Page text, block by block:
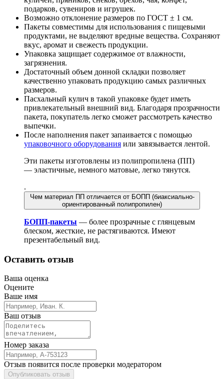
подарков, сувениров и игрушек.
Возможно отклонение размеров по ГОСТ ± 1 см.
Пакеты совместимы для использования с пищевыми
продуктами, не выделяют вредные вещества. Сохраняют
вкус, аромат и свежесть продукции.
Упаковка защищает содержимое от влажности,
загрязнения.
Достаточный объем донной складки позволяет
качественно упаковать продукцию самых различных
размеров.
Пасхальный кулич в такой упаковке будет иметь
привлекательный внешний вид. Благодаря прозрачности
пакета, покупатель легко сможет рассмотреть качество
выпечки.
После наполнения пакет запаивается с помощью
упаковочного оборудования или завязывается лентой.
Эти пакеты изготовлены из полипропилена (ПП)
— эластичные, немного матовые, легко тянутся.
.
Чем материал ПП отличается от БОПП (биаксиально-
ориентированный полипропилен)
БОПП-пакеты — более прозрачные с глянцевым
блеском, жесткие, не растягиваются. Имеют
презентабельный вид.
Оставить отзыв
Ваша оценка
Оцените
Ваше имя
Ваш отзыв
Номер заказа
Отзыв появится после проверки модератором
Опубликовать отзыв